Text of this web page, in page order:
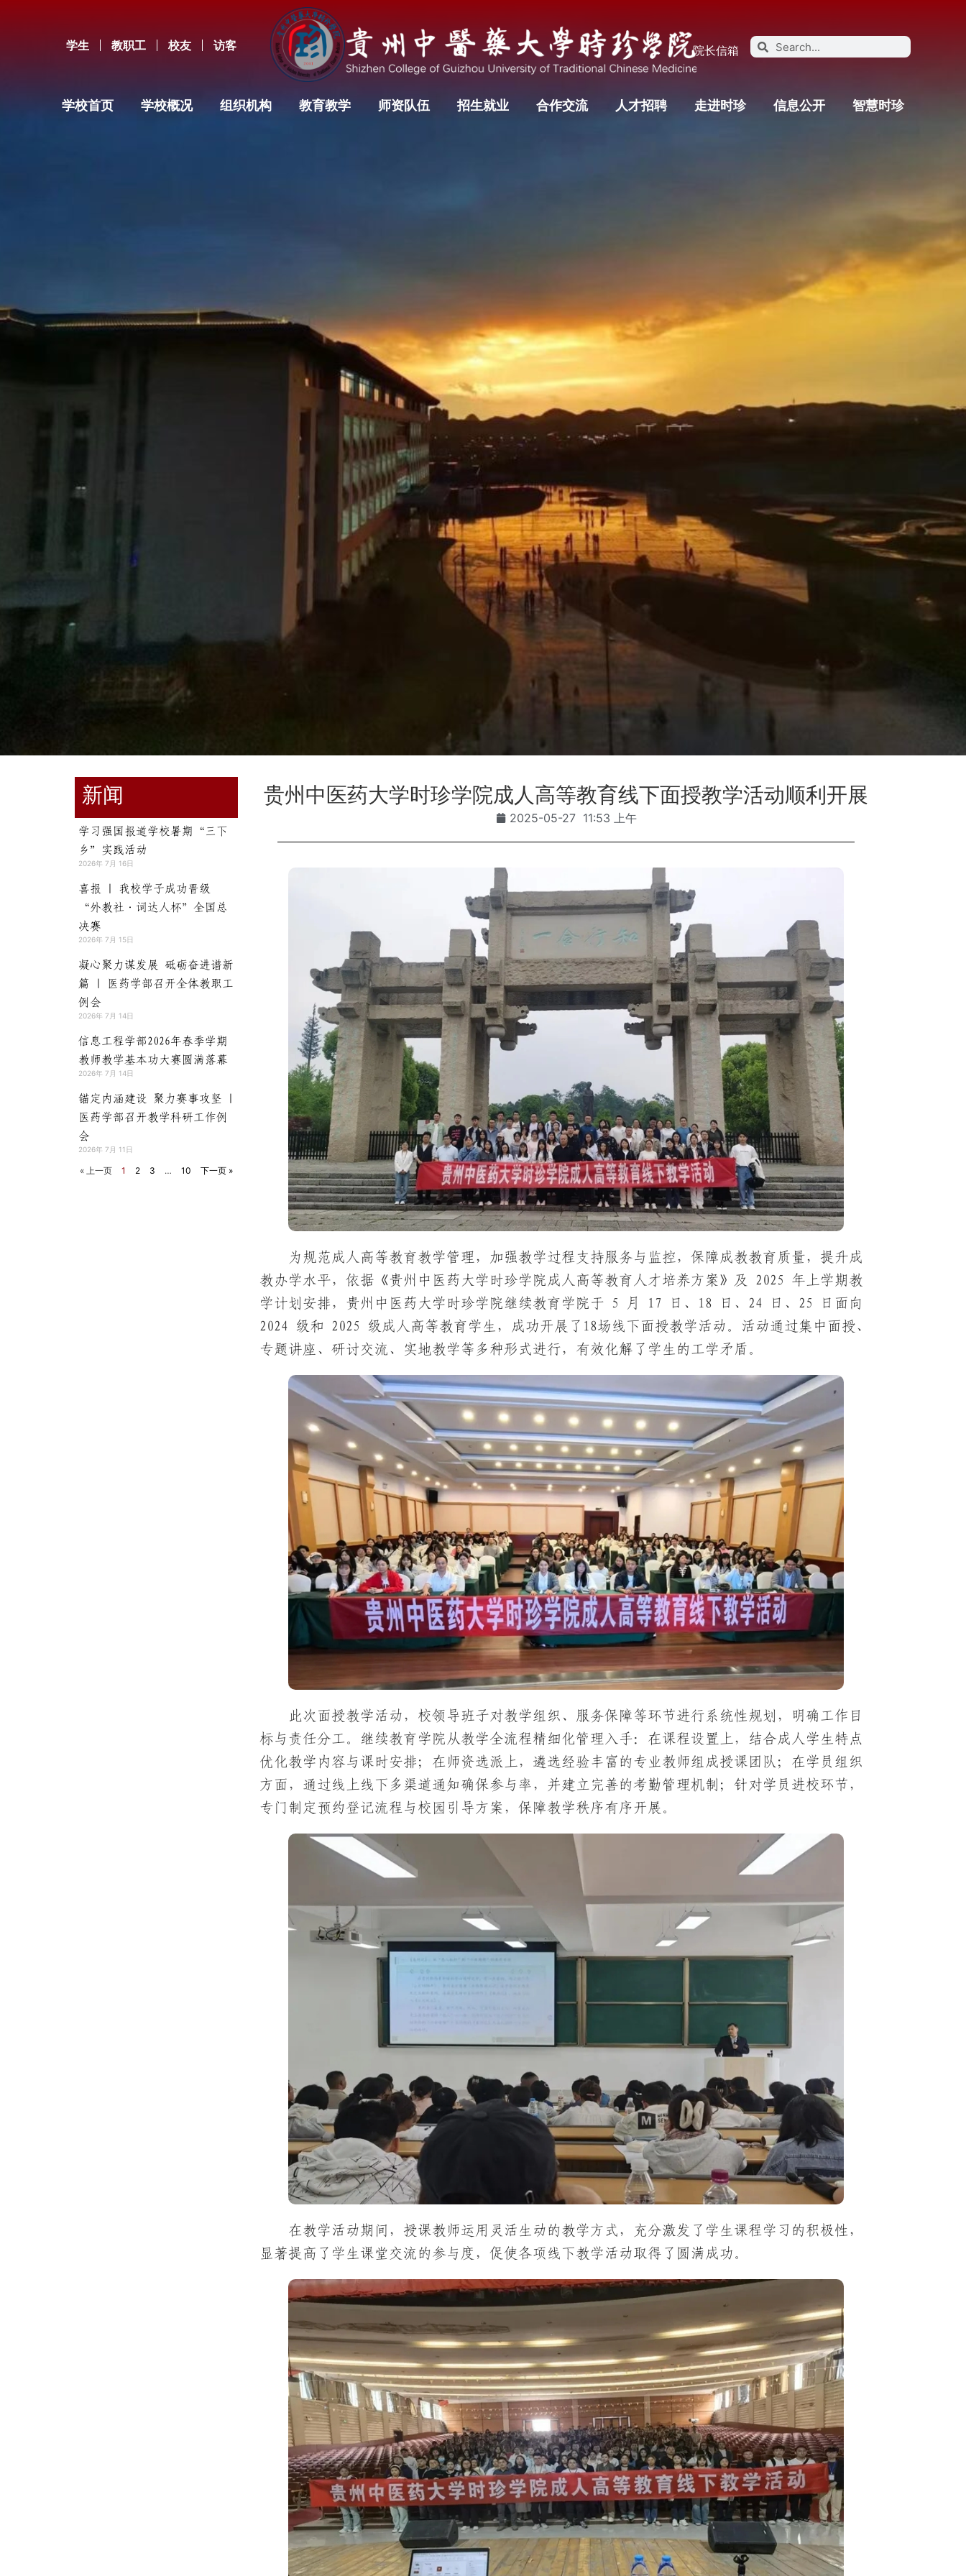
学生 教职工 校友 访客 院长信箱
学校首页 学校概况 组织机构 教育教学 师资队伍 招生就业 合作交流 人才招聘 走进时珍 信息公开 智慧时珍
新闻
学习强国报道学校暑期“三下
乡”实践活动
2026年 7月 16日
喜报 | 我校学子成功晋级
“外教社·词达人杯”全国总
决赛
2026年 7月 15日
凝心聚力谋发展 砥砺奋进谱新
篇 | 医药学部召开全体教职工
例会
2026年 7月 14日
信息工程学部2026年春季学期
教师教学基本功大赛圆满落幕
2026年 7月 14日
锚定内涵建设 聚力赛事攻坚 |
医药学部召开教学科研工作例
会
2026年 7月 11日
« 上一页 1 2 3 … 10 下一页 »
贵州中医药大学时珍学院成人高等教育线下面授教学活动顺利开展
2025-05-27 11:53 上午
为规范成人高等教育教学管理，加强教学过程支持服务与监控，保障成教教育质量，提升成
教办学水平，依据《贵州中医药大学时珍学院成人高等教育人才培养方案》及 2025 年上学期教
学计划安排，贵州中医药大学时珍学院继续教育学院于 5 月 17 日、18 日、24 日、25 日面向
2024 级和 2025 级成人高等教育学生，成功开展了18场线下面授教学活动。活动通过集中面授、
专题讲座、研讨交流、实地教学等多种形式进行，有效化解了学生的工学矛盾。
此次面授教学活动，校领导班子对教学组织、服务保障等环节进行系统性规划，明确工作目
标与责任分工。继续教育学院从教学全流程精细化管理入手：在课程设置上，结合成人学生特点
优化教学内容与课时安排；在师资选派上，遴选经验丰富的专业教师组成授课团队；在学员组织
方面，通过线上线下多渠道通知确保参与率，并建立完善的考勤管理机制；针对学员进校环节，
专门制定预约登记流程与校园引导方案，保障教学秩序有序开展。
在教学活动期间，授课教师运用灵活生动的教学方式，充分激发了学生课程学习的积极性，
显著提高了学生课堂交流的参与度，促使各项线下教学活动取得了圆满成功。